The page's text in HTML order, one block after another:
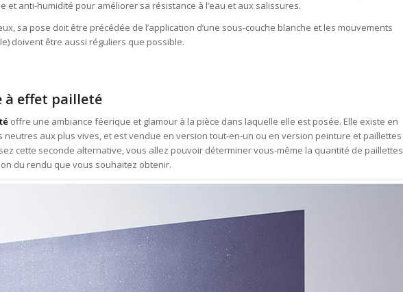
et anti-humidité pour améliorer sa résistance à l’eau et aux salissures.
sa pose doit être précédée de l’application d’une sous-couche blanche et les mouvements
doivent être aussi réguliers que possible.
à effet pailleté
offre une ambiance féerique et glamour à la pièce dans laquelle elle est posée. Elle existe en
neutres aux plus vives, et est vendue en version tout-en-un ou en version peinture et paillettes
cette seconde alternative, vous allez pouvoir déterminer vous-même la quantité de paillettes
du rendu que vous souhaitez obtenir.